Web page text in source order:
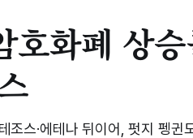
호화폐 상
스·에테나 뒤이어, 펏지 펭귄